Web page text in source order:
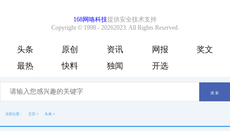
头条 原创 资讯 网报
奖文
最热
快料 独闻 开选
当前位置： 主页 > 头条 >